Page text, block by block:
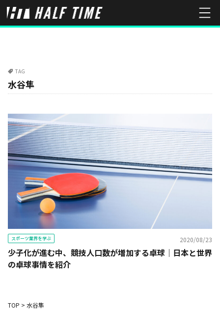
TAG
水谷隼
スポーツ業界を学ぶ 2020/08/23
少子化が進む中、競技人口数が増加する卓球｜日本と世界
の卓球事情を紹介
TOP > 水谷隼